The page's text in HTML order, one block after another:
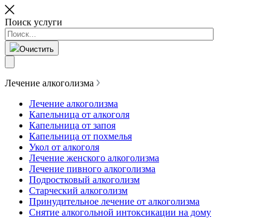
Поиск услуги
Очистить
Лечение алкоголизма
Лечение алкоголизма
Капельница от алкоголя
Капельница от запоя
Капельница от похмелья
Укол от алкоголя
Лечение женского алкоголизма
Лечение пивного алкоголизма
Подростковый алкоголизм
Старческий алкоголизм
Принудительное лечение от алкоголизма
Снятие алкогольной интоксикации на дому